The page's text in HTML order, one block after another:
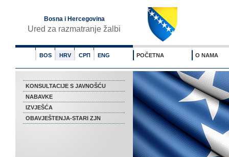
Bosna i Hercegovina
Ured za razmatranje žalbi
BOS HRV СРП ENG POČETNA O NAMA
KONSULTACIJE S JAVNOŠĆU
NABAVKE
IZVJEŠĆA
OBAVJEŠTENJA-STARI ZJN